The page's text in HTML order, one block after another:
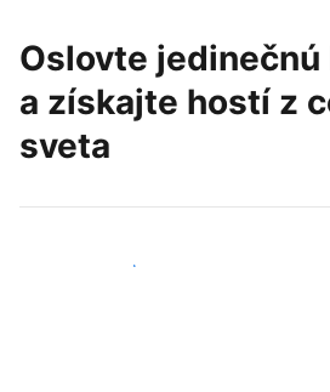
Oslovte
a získajte hostí z
sveta
Osloviť nových hostí